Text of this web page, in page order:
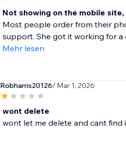
Not showing on the mobile
Most people order from their
support. She got it working for a
Mehr lesen
Robharris20126/ Mar 1, 2026
wont delete